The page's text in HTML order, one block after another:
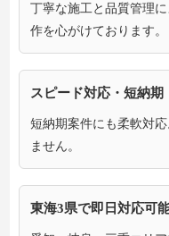
丁寧な施工と品質管理
作を心がけております。
スピード対応・短納期
短納期案件にも柔軟対
ません。
東海3県で即日対応可